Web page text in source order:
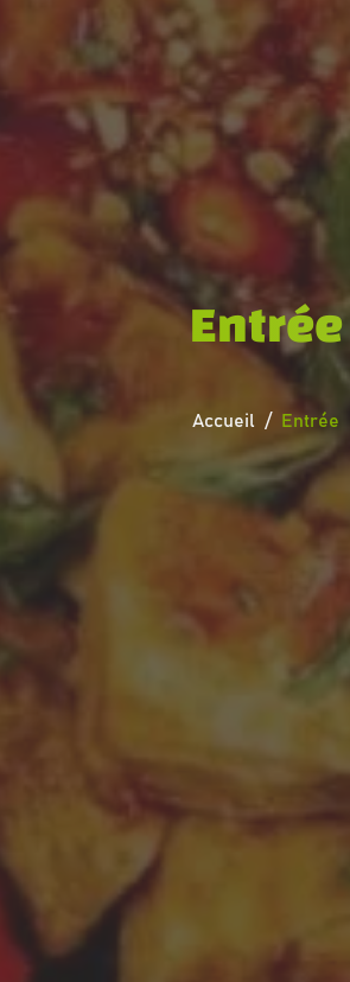
Entrée
Accueil Entrée